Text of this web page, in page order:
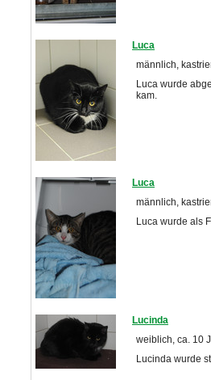
Luca
männlich,
Luca wurde
kam.
Luca
männlich,
Luca wurde als
Lucinda
weiblich, ca. 10
Lucinda wurde